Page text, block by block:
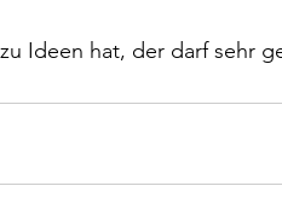
Ideen hat, der darf sehr